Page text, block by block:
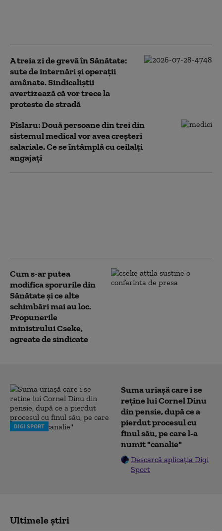
A treia zi de grevă în Sănătate:
sute de internări și operații
amânate. Sindicaliștii
avertizează că vor trece la
proteste de stradă
Pîslaru: Două persoane din trei din
sistemul medical vor avea creşteri
salariale. Ce se întâmplă cu ceilalți
angajați
Cum s-ar putea
modifica sporurile din
Sănătate și ce alte
schimbări mai au loc.
Propunerile
ministrului Cseke,
agreate de sindicate
DIGI SPORT
Suma uriașă care i se
reține lui Cornel Dinu
din pensie, după ce a
pierdut procesul cu
finul său, pe care l-a
numit "canalie"
Descarcă aplicația Digi
Sport
Ultimele știri